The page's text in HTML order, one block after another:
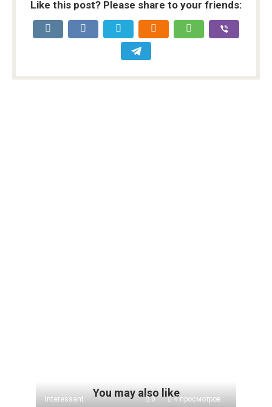
Like this post? Please share to your friends:
You may also like
Interessant 0 4 просмотров